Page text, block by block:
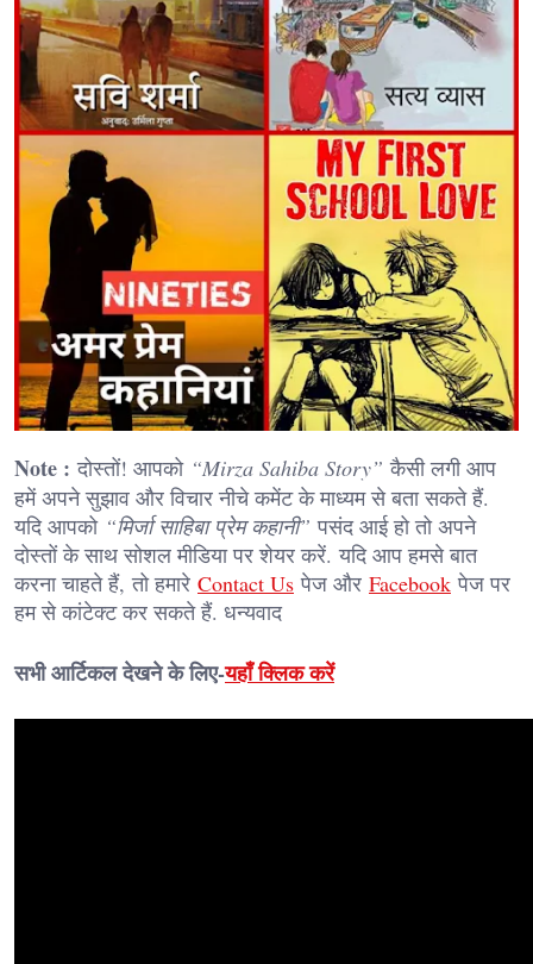
Note :दोस्तों! आपको “Mirza Sahiba Story” कैसी लगी आप
हमें अपने सुझाव और विचार नीचे कमेंट के माध्यम से बता सकते हैं.
यदि आपको “मिर्जा साहिबा प्रेम कहानी”पसंद आई हो तो अपने
दोस्तों के साथ सोशल मीडिया पर शेयर करें. यदि आप हमसे बात
करना चाहते हैं, तो हमारे Contact Us पेज और Facebook पेज पर
हम से कांटेक्ट कर सकते हैं. धन्यवाद
सभी आर्टिकल देखने के लिए-यहाँ क्लिक करें